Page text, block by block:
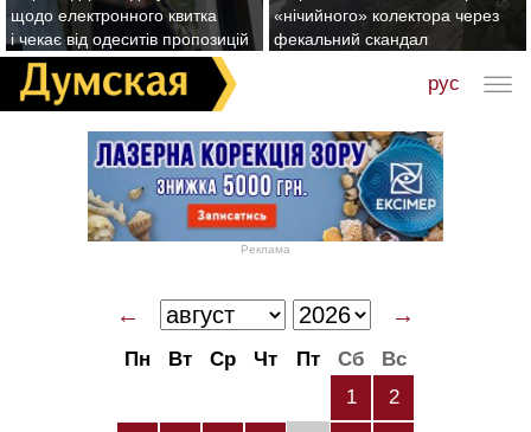
щодо електронного квитка
і чекає від одеситів пропозицій
«нічийного» колектора через
фекальний скандал
рус
Реклама
← →
Пн Вт Ср Чт Пт Сб
Вс
1
2